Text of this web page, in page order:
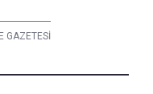
GAZETESİ